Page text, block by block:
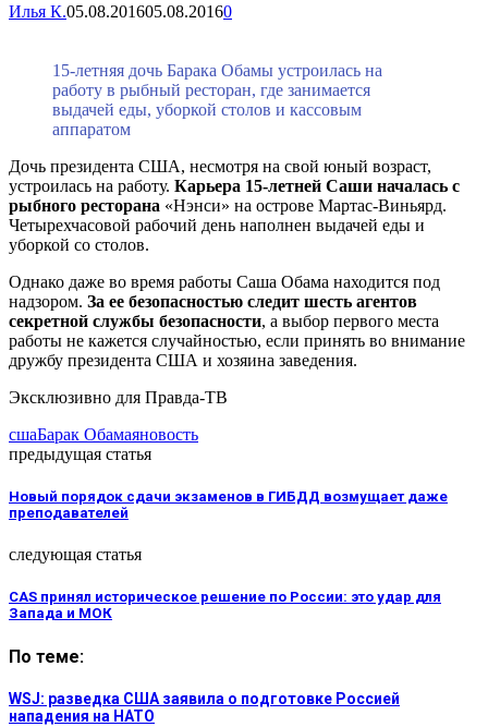
Илья К.05.08.201605.08.20160
15-летняя дочь Барака Обамы устроилась на
работу в рыбный ресторан, где занимается
выдачей еды, уборкой столов и кассовым
аппаратом
Дочь президента США, несмотря на свой юный возраст,
устроилась на работу. Карьера 15-летней Саши началась с
рыбного ресторана «Нэнси» на острове Мартас-Виньярд.
Четырехчасовой рабочий день наполнен выдачей еды и
уборкой со столов.
Однако даже во время работы Саша Обама находится под
надзором. За ее безопасностью следит шесть агентов
секретной службы безопасности, а выбор первого места
работы не кажется случайностью, если принять во внимание
дружбу президента США и хозяина заведения.
Эксклюзивно для Правда-ТВ
сшаБарак Обамаяновость
предыдущая статья
Новый порядок сдачи экзаменов в ГИБДД возмущает даже
преподавателей
следующая статья
CAS принял историческое решение по России: это удар для
Запада и МОК
По теме:
WSJ: разведка США заявила о подготовке Россией
нападения на НАТО